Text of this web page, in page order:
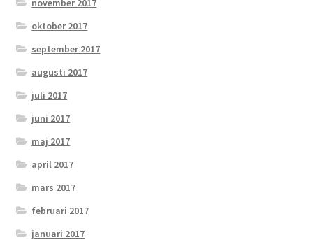
november 2017
oktober 2017
september 2017
augusti 2017
juli 2017
juni 2017
maj 2017
april 2017
mars 2017
februari 2017
januari 2017